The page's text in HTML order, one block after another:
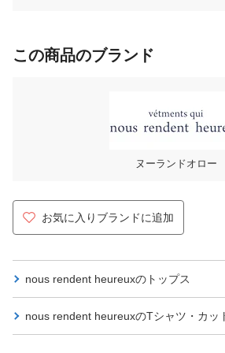
この商品のブランド
ヌーランドオロー
お気に入りブランドに追加
nous rendent heureuxの トップス
nous rendent heureuxのTシャツ・カッ